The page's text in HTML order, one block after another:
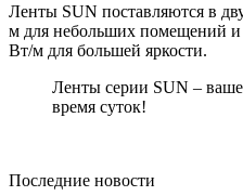
Ленты SUN поставляются в
м для небольших помещений и
Вт/м для большей яркости.
Ленты серии SUN –
время суток!
Последние новости